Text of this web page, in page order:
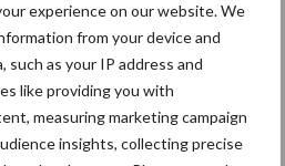
experience on our website. We
from your device and
such as your IP address and
like providing you with
measuring marketing campaign
insights, collecting precise
ziet volume en
groeien in
Nederlandse